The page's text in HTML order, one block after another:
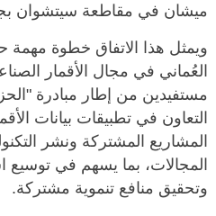
ميشان في مقاطعة سيتشوان
ويمثل هذا الاتفاق خطوة مهمة
العُماني في مجال الأقمار
مستفيدين من إطار مبادرة
التعاون في تطبيقات بيانات
المشاريع المشتركة ونشر
المجالات، بما يسهم في توسيع
وتحقيق منافع تنموية مشتركة.